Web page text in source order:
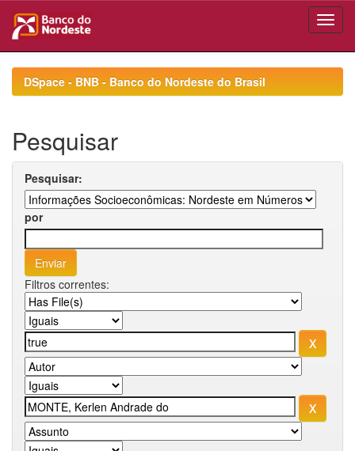
navigationDSpace - BNB - Banco do Nordeste do Brasil
Pesquisar
Pesquisar:
por
Filtros correntes: